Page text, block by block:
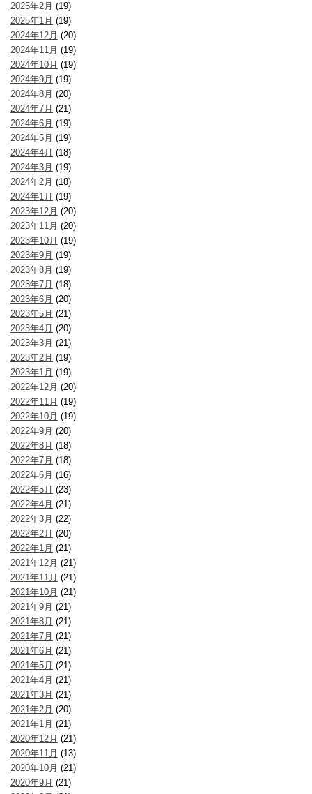
2025年2月 (19)
2025年1月 (19)
2024年12月 (20)
2024年11月 (19)
2024年10月 (19)
2024年9月 (19)
2024年8月 (20)
2024年7月 (21)
2024年6月 (19)
2024年5月 (19)
2024年4月 (18)
2024年3月 (19)
2024年2月 (18)
2024年1月 (19)
2023年12月 (20)
2023年11月 (20)
2023年10月 (19)
2023年9月 (19)
2023年8月 (19)
2023年7月 (18)
2023年6月 (20)
2023年5月 (21)
2023年4月 (20)
2023年3月 (21)
2023年2月 (19)
2023年1月 (19)
2022年12月 (20)
2022年11月 (19)
2022年10月 (19)
2022年9月 (20)
2022年8月 (18)
2022年7月 (18)
2022年6月 (16)
2022年5月 (23)
2022年4月 (21)
2022年3月 (22)
2022年2月 (20)
2022年1月 (21)
2021年12月 (21)
2021年11月 (21)
2021年10月 (21)
2021年9月 (21)
2021年8月 (21)
2021年7月 (21)
2021年6月 (21)
2021年5月 (21)
2021年4月 (21)
2021年3月 (21)
2021年2月 (20)
2021年1月 (21)
2020年12月 (21)
2020年11月 (13)
2020年10月 (21)
2020年9月 (21)